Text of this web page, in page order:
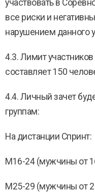
участвовать в
все риски и
нарушением данного
4.3. Лимит
составляет 150
4.4. Личный зачет
группам:
На дистанции Спринт:
M16-24 (мужчины от
M25-29 (мужчины от